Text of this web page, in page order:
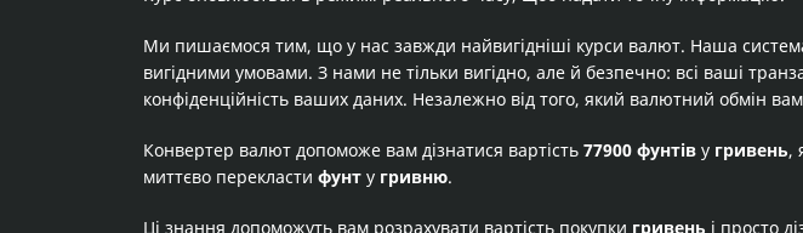
Ми пишаємося тим, що у нас завжди найвигідніші курси валют. Наша
вигідними умовами. З нами не тільки вигідно, але й безпечно: всі ваші
конфіденційність ваших даних. Незалежно від того, який валютний обмін
Конвертер валют допоможе вам дізнатися вартість 77900 фунтів у гривень,
миттєво перекласти фунт у гривню.
Ці знання допоможуть вам розрахувати вартість покупки гривень і просто